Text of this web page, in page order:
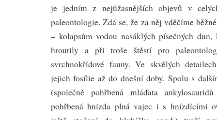
je jedním z nejúžasnějších objevů v
paleontologie. Zdá se, že za něj vděčíme
– kolapsům vodou nasáklých písečných dun,
hroutily a při troše štěstí pro
svrchnokřídové fauny. Ve skvělých
jejich fosílie až do dnešní doby. Spolu s
(společně pohřbená mláďata
pohřbená hnízda plná vajec i s hnízdícími